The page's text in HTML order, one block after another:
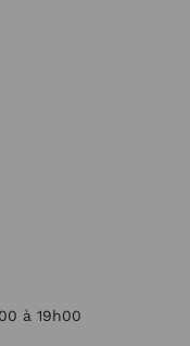
à 19h00